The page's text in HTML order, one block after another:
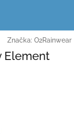
Značka: O2Rainwear
Element